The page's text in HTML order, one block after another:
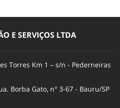
E SERVIÇOS LTDA
Torres Km 1 – s/n - Pederneiras
Borba Gato, n° 3-67 - Bauru/SP